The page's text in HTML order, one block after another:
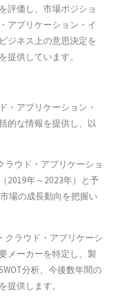
評価し、市場ポジショ
アプリケーション・イ
ジネス上の意思決定を
提供しています。
・アプリケーション・
的な情報を提供し、以
ラウド・アプリケーショ
2019年～2023年）と予
場の成長動向を把握い
クラウド・アプリケーシ
メーカーを特定し、製
分析、今後数年間の
提供します。